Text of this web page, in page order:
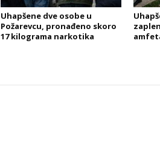
Uhapšene dve osobe u
Požarevcu, pronađeno skoro
17 kilograma narkotika